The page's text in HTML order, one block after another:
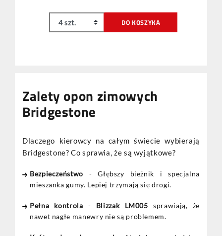
DO KOSZYKA
Zalety opon zimowych
Bridgestone
Dlaczego kierowcy na całym świecie wybierają
Bridgestone? Co sprawia, że są wyjątkowe?
Bezpieczeństwo - Głębszy bieżnik i specjalna
mieszanka gumy. Lepiej trzymają się drogi.
Pełna kontrola - Blizzak LM005 sprawiają, że
nawet nagłe manewry nie są problemem.